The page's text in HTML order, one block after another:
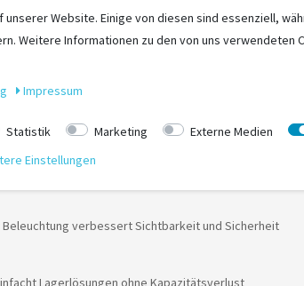
Kofferraum mit einer intelligenten Fußpedalneigung
Justierung des Fahrradträgers an der
dank integrierter Tragegriffe
verbessert Sichtbarkeit und Sicherheit
Lagerlösungen ohne Kapazitätsverlust
unserer Website. Einige von diesen sind essenziell,
Weitere Informationen zu den von uns verwendeten
Impressum
Statistik Marketing Externe Medien
Einstellungen